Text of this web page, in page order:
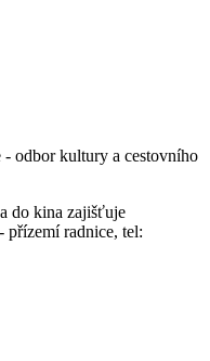
odbor kultury a cestovního
do kina zajišťuje
přízemí radnice, tel: